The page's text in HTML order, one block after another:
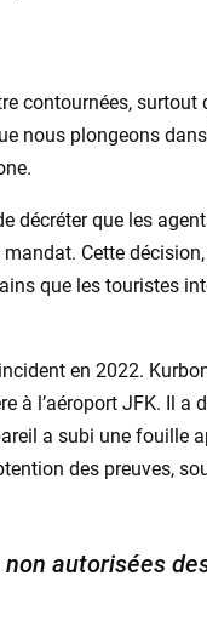
contournées, surtout
nous plongeons
décréter que les
Cette
que les touristes
en 2022.
à l’aéroport JFK. Il a
a subi une
des preuves,
non autorisées